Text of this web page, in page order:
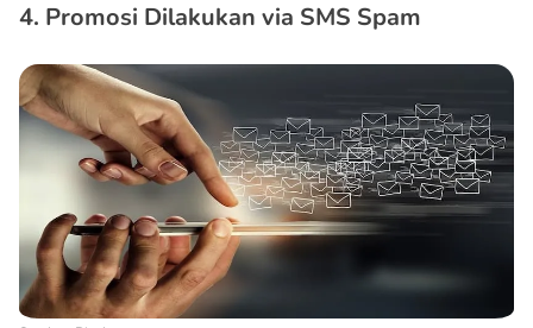
4. Promosi Dilakukan via SMS Spam